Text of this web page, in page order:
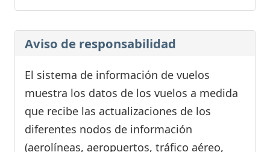
Aviso de responsabilidad
El sistema de información de vuelos
muestra los datos de los vuelos a medida
que recibe las actualizaciones de los
diferentes nodos de información
(aerolíneas, aeropuertos, tráfico aéreo,